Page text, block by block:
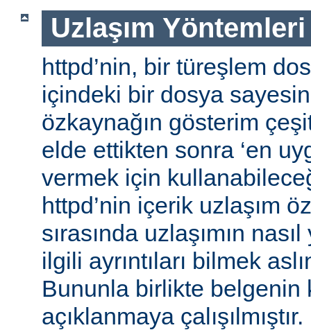
Uzlaşım Yöntemleri
httpd’nin, bir türeşlem
içindeki bir dosya
özkaynağın gösterim
elde ettikten sonra ‘en
vermek için
httpd’nin içerik uzlaşım
sırasında uzlaşımın
ilgili ayrıntıları bilmek
Bununla birlikte belgenin
açıklanmaya çalışılmıştır.